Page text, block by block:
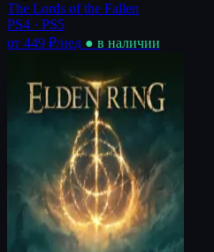
The Lords of the Fallen
PS4 · PS5
от 449 ₽/нед ● в наличии